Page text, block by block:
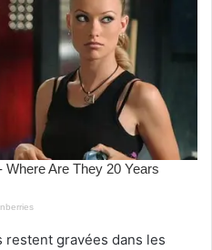
gravées dans les